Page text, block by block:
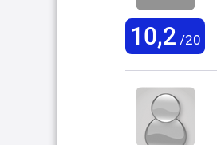
10,2 /20